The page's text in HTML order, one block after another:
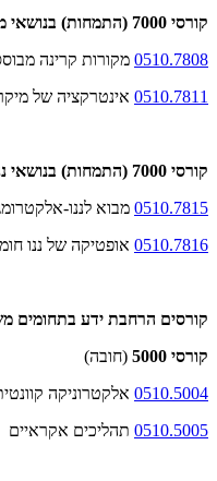
קורסי 7000 (התמחות) בנושאי מקורות בהספק גבוה
0510.7808 מקורות קרינה
0510.7811 אינטרקציה של
קורסי 7000 (התמחות) בנושאי ננו-אלקטרומגנטיות
0510.7815 מבוא לננו-
0510.7816 אופטיקה של ננו
קורסים הרחבת ידע בתחומים
קורסי 5000
(חובה)
0510.5004 אלקטרוניקה
0510.5005 תהליכים אקראיים